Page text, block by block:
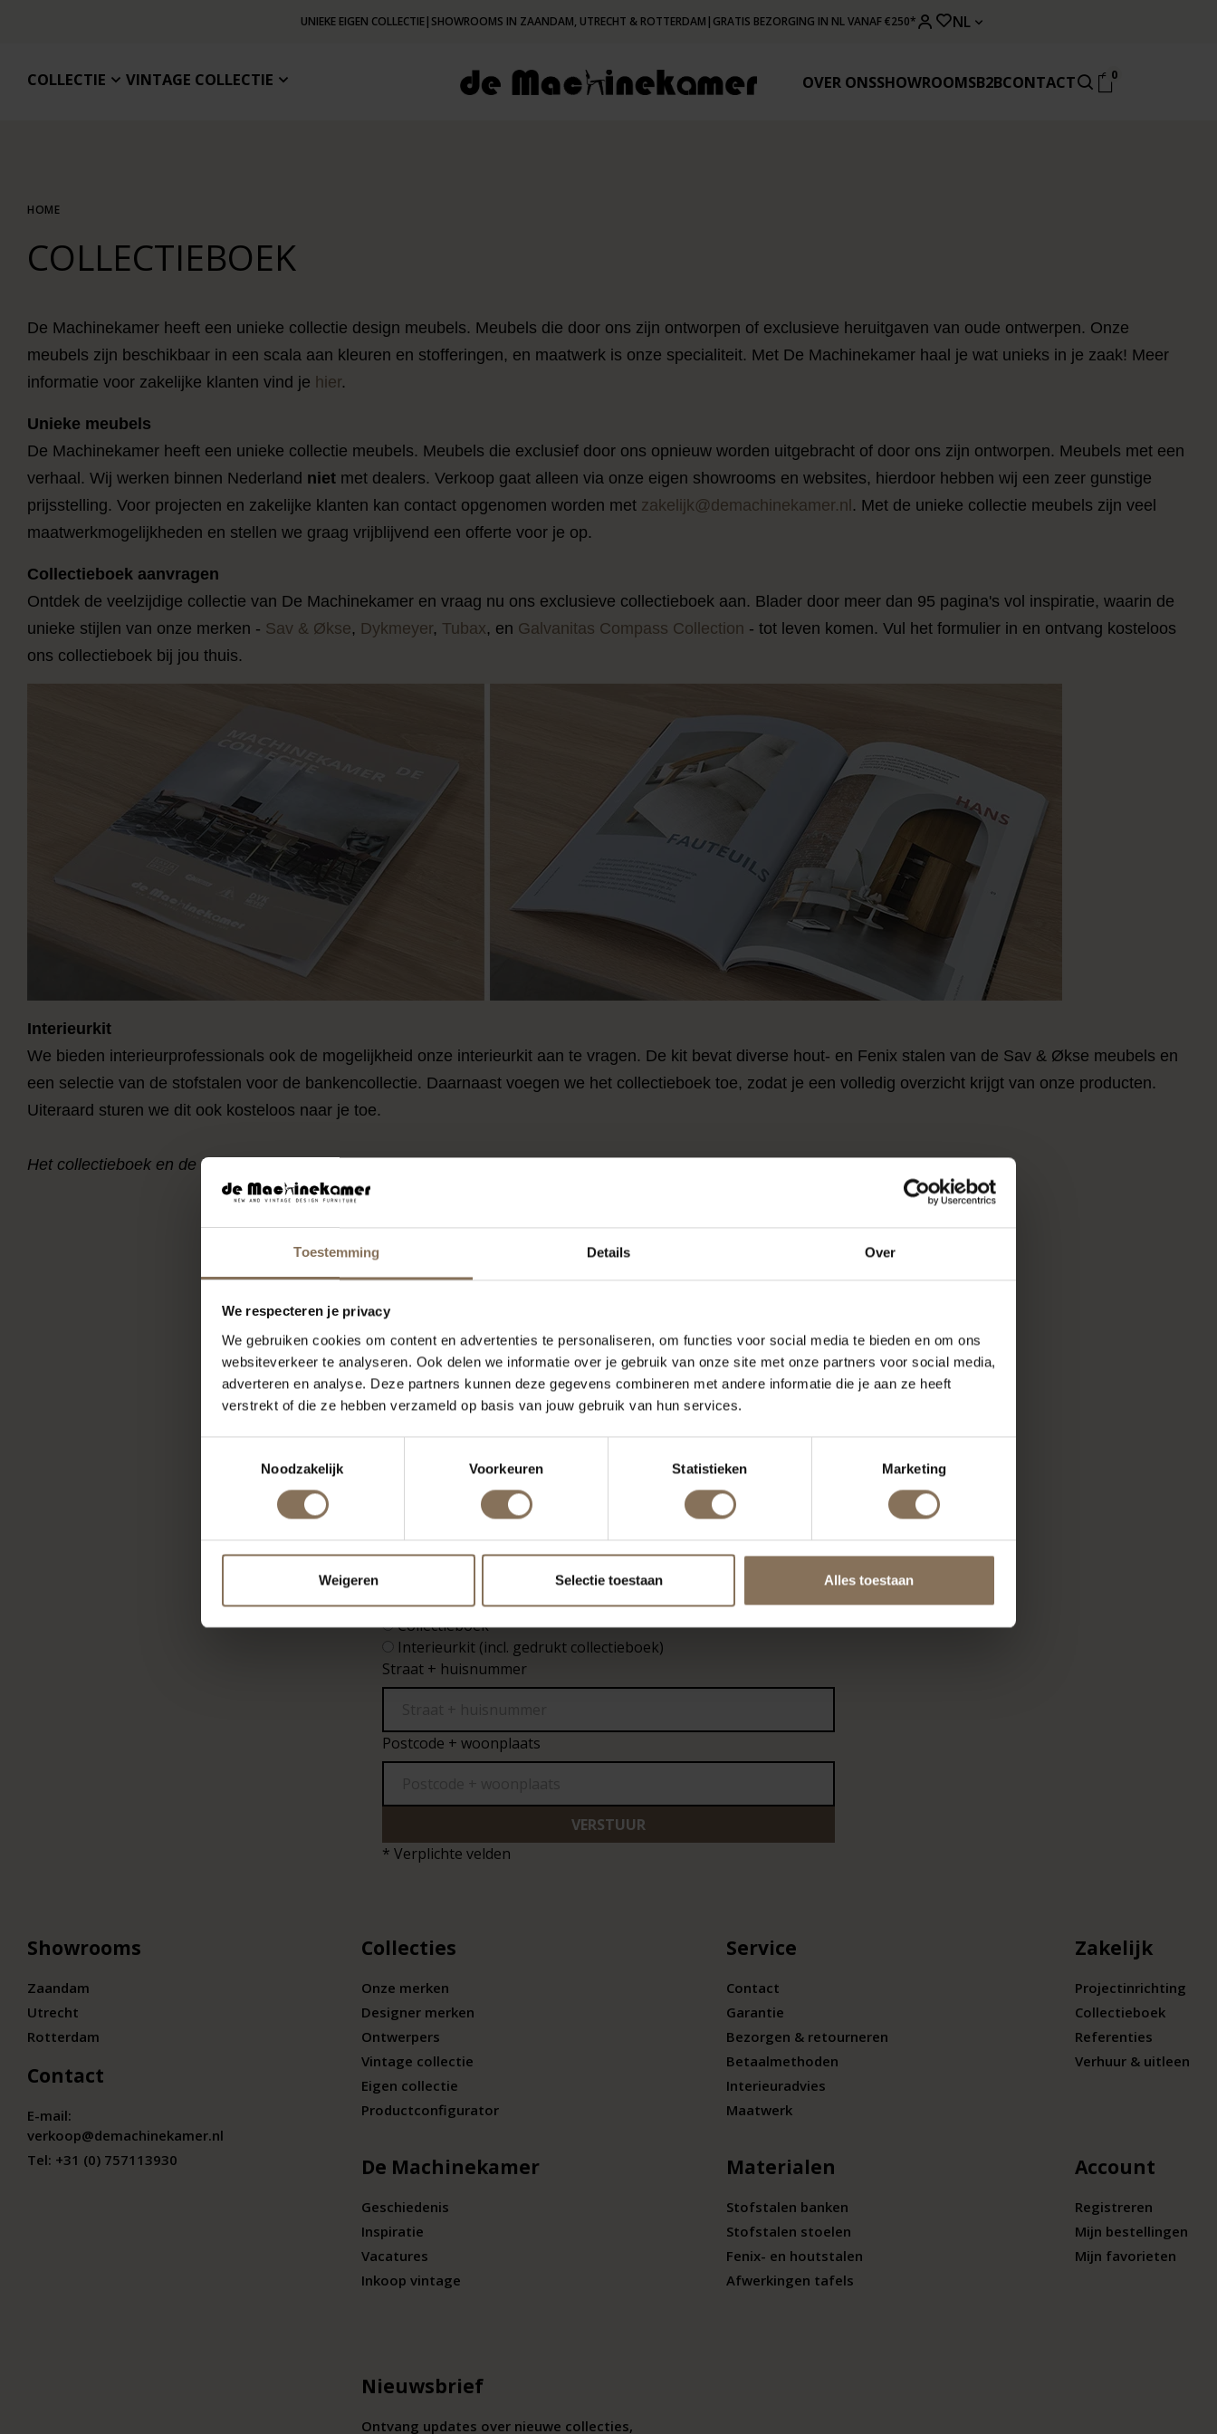
Toestemming Details Over
We respecteren je privacy
We gebruiken cookies om content en advertenties te personaliseren, om functies voor social media te bieden en om ons
websiteverkeer te analyseren. Ook delen we informatie over je gebruik van onze site met onze partners voor social media,
adverteren en analyse. Deze partners kunnen deze gegevens combineren met andere informatie die je aan ze heeft
verstrekt of die ze hebben verzameld op basis van jouw gebruik van hun services.
Noodzakelijk
Voorkeuren Statistieken Marketing
Weigeren Selectie toestaan Alles toestaan
UNIEKE EIGEN COLLECTIE| SHOWROOMS IN ZAANDAM, UTRECHT & ROTTERDAM | GRATIS BEZORGING IN NL VANAF €250* NL
COLLECTIE VINTAGE COLLECTIE OVER ONSSHOWROOMSB2BCONTACT 0
HOME
COLLECTIEBOEK
De Machinekamer heeft een unieke collectie design meubels. Meubels die door ons zijn ontworpen of exclusieve heruitgaven van oude ontwerpen. Onze
meubels zijn beschikbaar in een scala aan kleuren en stofferingen, en maatwerk is onze specialiteit. Met De Machinekamer haal je wat unieks in je zaak! Meer
informatie voor zakelijke klanten vind je hier.
Unieke meubels
De Machinekamer heeft een unieke collectie meubels. Meubels die exclusief door ons opnieuw worden uitgebracht of door ons zijn ontworpen. Meubels met een
verhaal. Wij werken binnen Nederland niet met dealers. Verkoop gaat alleen via onze eigen showrooms en websites, hierdoor hebben wij een zeer gunstige
prijsstelling. Voor projecten en zakelijke klanten kan contact opgenomen worden met zakelijk@demachinekamer.nl . Met de unieke collectie meubels zijn veel
maatwerkmogelijkheden en stellen we graag vrijblijvend een offerte voor je op.
Collectieboek aanvragen
Ontdek de veelzijdige collectie van De Machinekamer en vraag nu ons exclusieve collectieboek aan. Blader door meer dan 95 pagina's vol inspiratie, waarin de
unieke stijlen van onze merken - Sav & Økse, Dykmeyer, Tubax, en Galvanitas Compass Collection - tot leven komen. Vul het formulier in en ontvang kosteloos
ons collectieboek bij jou thuis.
Interieurkit
We bieden interieurprofessionals ook de mogelijkheid onze interieurkit aan te vragen. De kit bevat diverse hout- en Fenix stalen van de Sav & Økse meubels en
een selectie van de stofstalen voor de bankencollectie. Daarnaast voegen we het collectieboek toe, zodat je een volledig overzicht krijgt van onze producten.
Uiteraard sturen we dit ook kosteloos naar je toe.
Het collectieboek en de interieurkit zijn exclusief bedoeld voor interieurprofessionals en worden niet verstrekt aan particulieren.
* Naam
* KvK-nummer
* Telefoonnummer
Collectieboek
Interieurkit (incl. gedrukt collectieboek)
Straat + huisnummer
Postcode + woonplaats
VERSTUUR
* Verplichte velden
Showrooms
Zaandam
Utrecht
Rotterdam
Contact
E-mail:
verkoop@demachinekamer.nl
Tel: +31 (0) 757113930
Collecties
Onze merken
Designer merken
Ontwerpers
Vintage collectie
Eigen collectie
Productconfigurator
De Machinekamer
Geschiedenis
Inspiratie
Vacatures
Inkoop vintage
Service
Contact
Garantie
Bezorgen & retourneren
Betaalmethoden
Interieuradvies
Maatwerk
Materialen
Stofstalen banken
Stofstalen stoelen
Fenix- en houtstalen
Afwerkingen tafels
Zakelijk
Projectinrichting
Collectieboek
Referenties
Verhuur & uitleen
Account
Registreren
Mijn bestellingen
Mijn favorieten
Nieuwsbrief
Ontvang updates over nieuwe collecties,